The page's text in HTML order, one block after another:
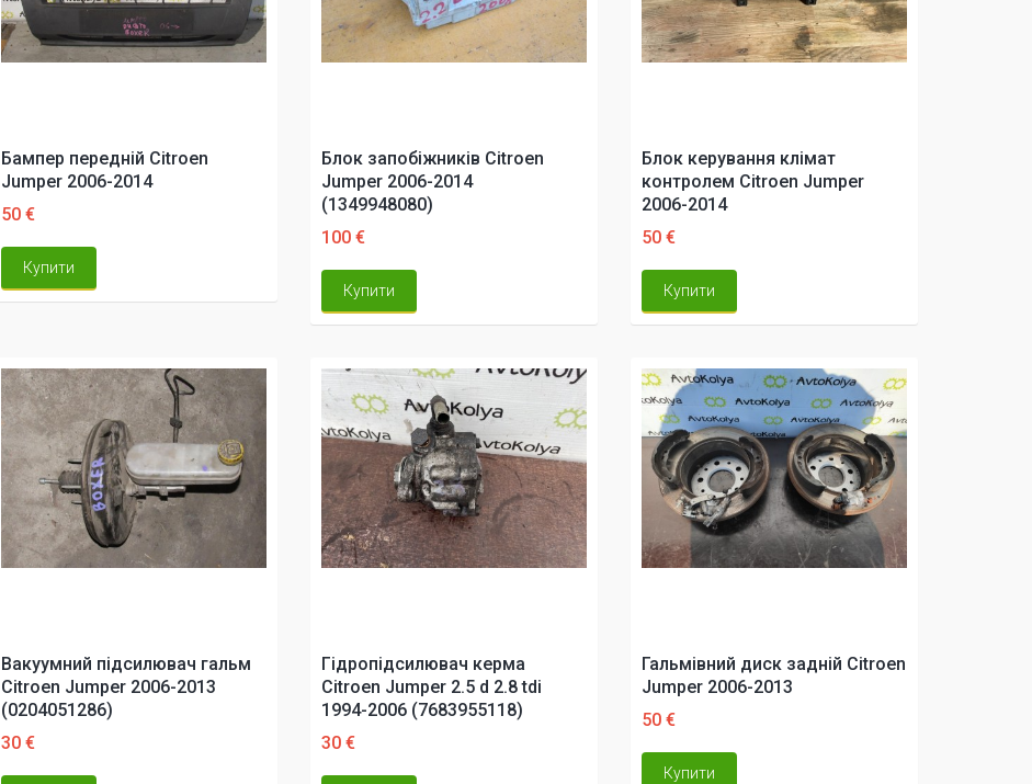
Бампер передній Citroen
Jumper 2006-2014
50 €
Купити
Блок запобіжників Citroen
Jumper 2006-2014
(1349948080)
100 €
Купити
Блок керування клімат
контролем Citroen Jumper
2006-2014
50 €
Купити
Вакуумний підсилювач гальм
Citroen Jumper 2006-2013
(0204051286)
30 €
Гідропідсилювач керма
Citroen Jumper 2.5 d 2.8 tdi
1994-2006 (7683955118)
30 €
Гальмівний диск задній Citroen
Jumper 2006-2013
50 €
Купити